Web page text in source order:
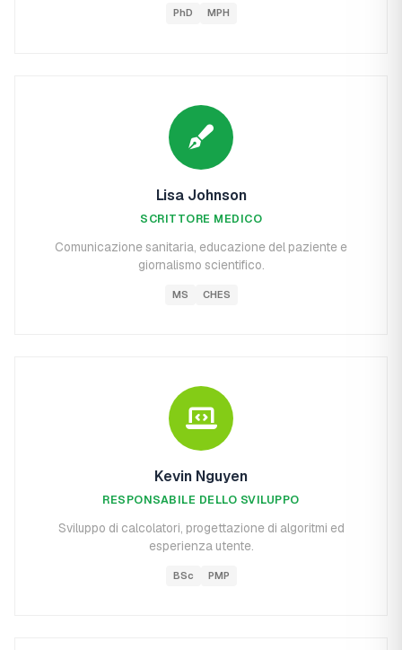
PhD MPH
Lisa Johnson
SCRITTORE MEDICO
Comunicazione sanitaria, educazione del paziente e
giornalismo scientifico.
MS CHES
Kevin Nguyen
RESPONSABILE DELLO SVILUPPO
Sviluppo di calcolatori, progettazione di algoritmi ed
esperienza utente.
BSc PMP